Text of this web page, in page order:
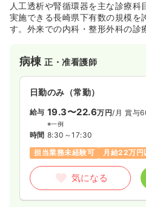
人工透析や腎循環器を主な診療
実施できる長崎県下有数の規模を
す。外来での内科・整形外科の診
病棟正・准看護師
日勤のみ（常勤）
給与 19.3〜22.6万円/月 賞与
※一例
時間 8:30～17:30
担当業務未経験可
月給22万円
気になる